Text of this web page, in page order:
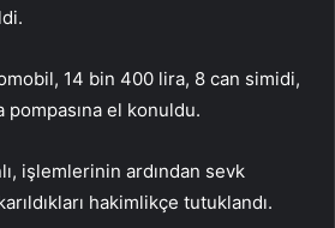
14 bin 400 lira, 8 can simidi,
el konuldu.
işlemlerinin ardından sevk
hakimlikçe tutuklandı.